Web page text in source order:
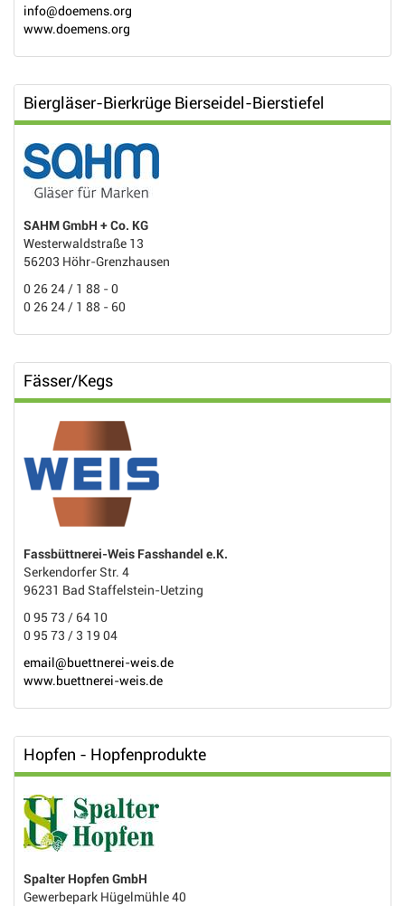
info@doemens.org
www.doemens.org
Biergläser-Bierkrüge Bierseidel-Bierstiefel
SAHM GmbH + Co. KG
Westerwaldstraße 13
56203 Höhr-Grenzhausen
0 26 24 / 1 88 - 0
0 26 24 / 1 88 - 60
Fässer/Kegs
Fassbüttnerei-Weis Fasshandel e.K.
Serkendorfer Str. 4
96231 Bad Staffelstein-Uetzing
0 95 73 / 64 10
0 95 73 / 3 19 04
email@buettnerei-weis.de
www.buettnerei-weis.de
Hopfen - Hopfenprodukte
Spalter Hopfen GmbH
Gewerbepark Hügelmühle 40